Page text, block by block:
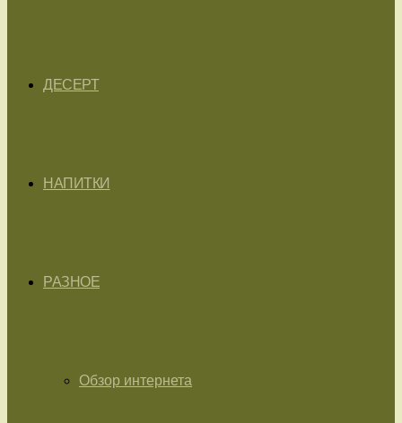
ДЕСЕРТ
НАПИТКИ
РАЗНОЕ
Обзор интернета